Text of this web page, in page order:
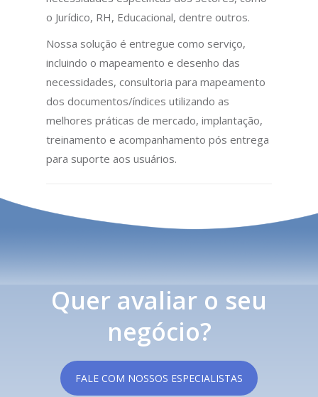
o Jurídico, RH, Educacional, dentre outros.
Nossa solução é entregue como serviço,
incluindo o mapeamento e desenho das
necessidades, consultoria para mapeamento
dos documentos/índices utilizando as
melhores práticas de mercado, implantação,
treinamento e acompanhamento pós entrega
para suporte aos usuários.
Quer avaliar o seu
negócio?
FALE COM NOSSOS ESPECIALISTAS